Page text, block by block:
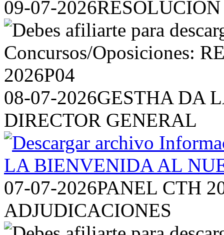
09-07-2026
08-07-2026GESTHA DA
DIRECTOR GENERAL
07-07-2026PANEL CTH
ADJUDICACIONES